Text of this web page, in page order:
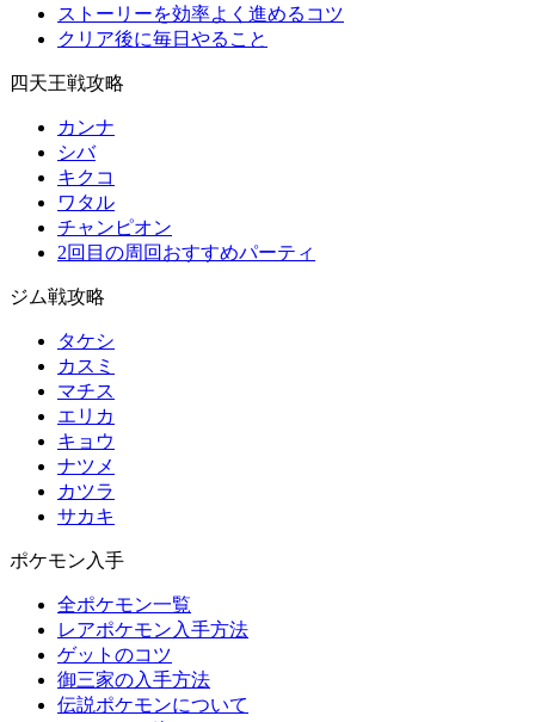
ストーリーを効率よく進めるコツ
クリア後に毎日やること
四天王戦攻略
カンナ
シバ
キクコ
ワタル
チャンピオン
2回目の周回おすすめパーティ
ジム戦攻略
タケシ
カスミ
マチス
エリカ
キョウ
ナツメ
カツラ
サカキ
ポケモン入手
全ポケモン一覧
レアポケモン入手方法
ゲットのコツ
御三家の入手方法
伝説ポケモンについて